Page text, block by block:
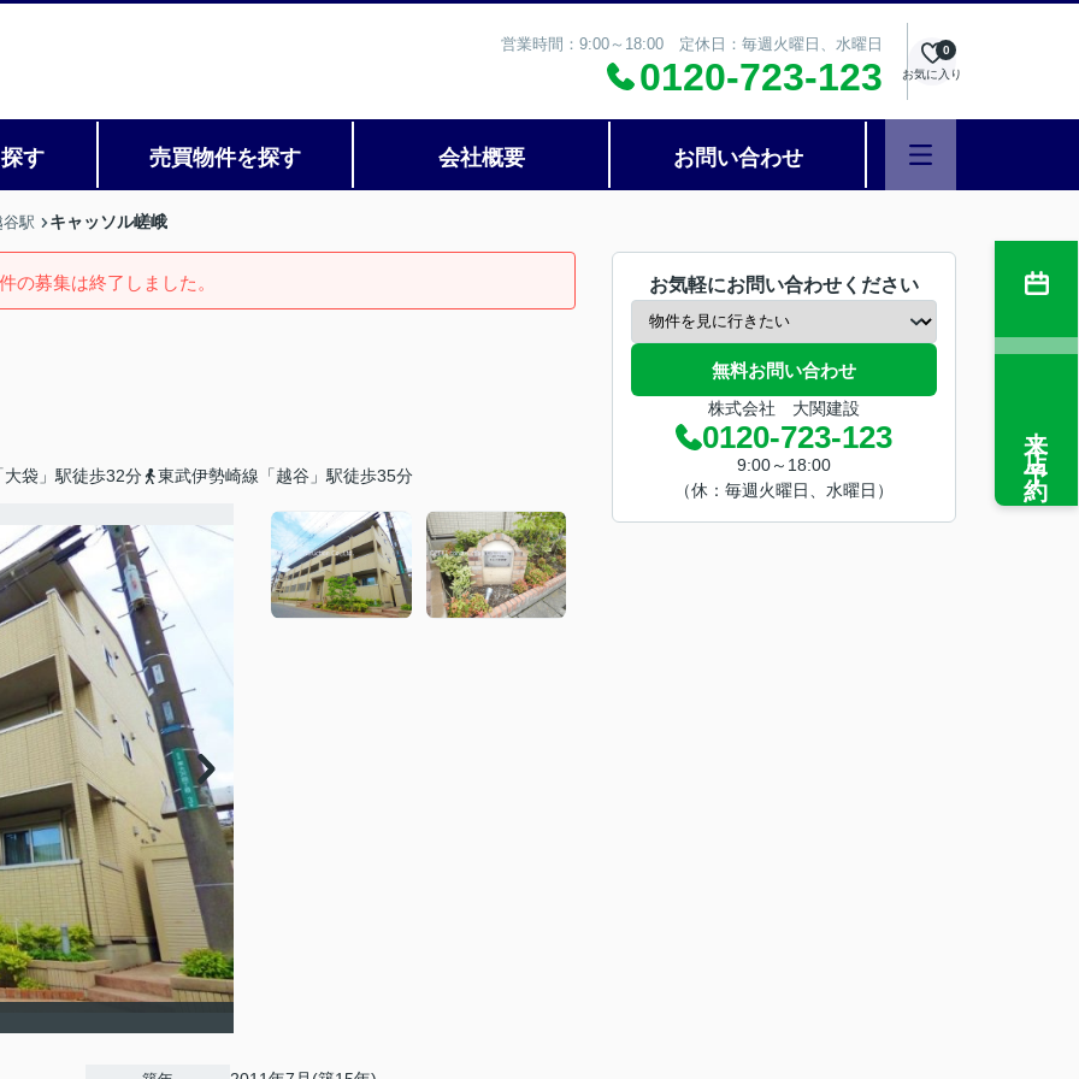
営業時間：9:00～18:00 定休日：毎週火曜日、水曜日
0120-723-123 お気に入り
0
す 売買物件を探す 会社概要 お問い合わせ
駅 キャッソル嵯峨
の募集は終了しました。
袋」駅徒歩32分 東武伊勢崎線「越谷」駅徒歩35分
お気軽にお問い合わせください
無料お問い合わせ
株式会社 大関建設
0120-723-123
9:00～18:00
（休：毎週火曜日、水曜日）
来店予約